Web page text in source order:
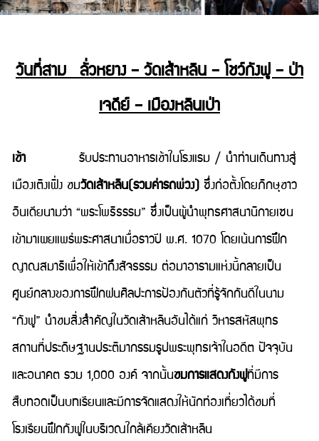
วันที่สาม ลั่วหยาง – วัดเส้าหลิน – โชว์กังฟู – ป่า
เจดีย์ – เมืองหลินเป่า
เช้ารับประทานอาหารเช้าในโรงแรม / นำท่านเดินทางสู่
เมืองเติงเฟิ่ง ชมวัดเส้าหลิน(รวมค่ารถพ่วง) ซึ่งก่อตั้งโดยภิกษุชาว
อินเดียนามว่า “พระโพธิธรรม” ซึ่งเป็นผู้นำพุทธศาสนานิกายเซน
เข้ามาเผยแพร่พระศาสนาเมื่อราวปี พ.ศ. 1070 โดยเน้นการฝึก
ญาณสมาธิเพื่อให้เข้าถึงสัจธรรม ต่อมาอารามแห่งนี้กลายเป็น
ศูนย์กลางของการฝึกฝนศิลปะการป้องกันตัวที่รู้จักกันดีในนาม
“กังฟู” นำชมสิ่งสำคัญในวัดเส้าหลินอันได้แก่ วิหารสหัสพุทธ
สถานที่ประดิษฐานประติมากรรมรูปพระพุทธเจ้าในอดีต ปัจจุบัน
และอนาคต รวม 1,000 องค์ จากนั้นชมการแสดงกังฟูที่มีการ
สืบทอดเป็นบทเรียนและมีการจัดแสดงให้นักท่องเที่ยวได้ชมที่
โรงเรียนฝึกกังฟูในบริเวณใกล้เคียงวัดเส้าหลิน